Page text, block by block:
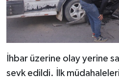
İhbar üzerine olay yerine
sevk edildi. İlk